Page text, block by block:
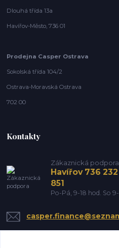
Dlouhá třída 13a
Havířov-Město, 736 01
Prodejna Casper Ostrava
Sokolská třída 104/2
Ostrava-Moravská Ostrava
702 00
Kontakty
Zákaznická podpora
Havířov 736
851
Po-Pá, 9-18 hod. So 9-